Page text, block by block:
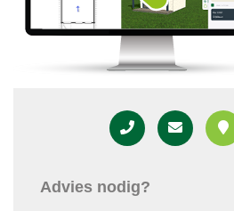
Advies nodig?